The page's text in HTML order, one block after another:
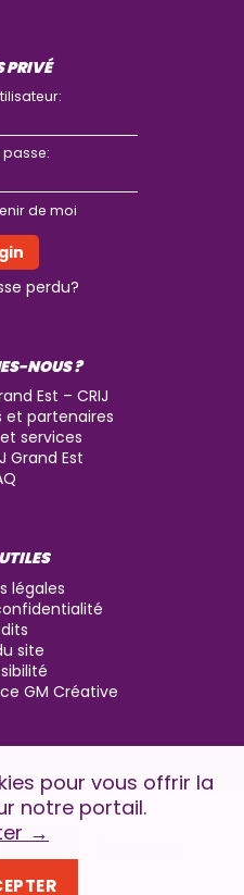
PRIVÉ
de moi
perdu?
NOUS ?
Est – CRIJ
et partenaires
services
Grand Est
légales
site
GM Créative
pour vous offrir la
notre portail.
→